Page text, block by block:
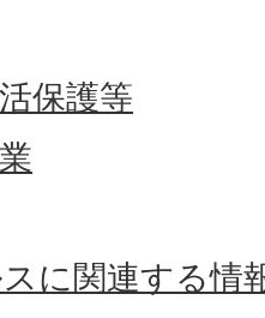
保護等
に関連する情